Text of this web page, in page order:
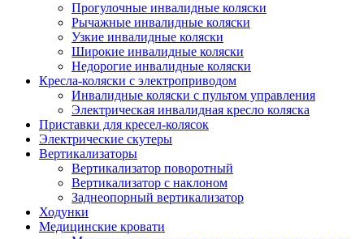
Прогулочные инвалидные коляски
Рычажные инвалидные коляски
Узкие инвалидные коляски
Широкие инвалидные коляски
Недорогие инвалидные коляски
Кресла-коляски с электроприводом
Инвалидные коляски с пультом управления
Электрическая инвалидная кресло коляска
Приставки для кресел-колясок
Электрические скутеры
Вертикализаторы
Вертикализатор поворотный
Вертикализатор с наклоном
Заднеопорный вертикализатор
Ходунки
Медицинские кровати